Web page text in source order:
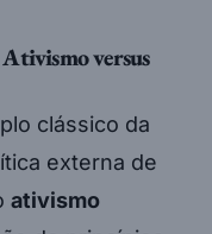
versus
clássico da
externa de
ativismo